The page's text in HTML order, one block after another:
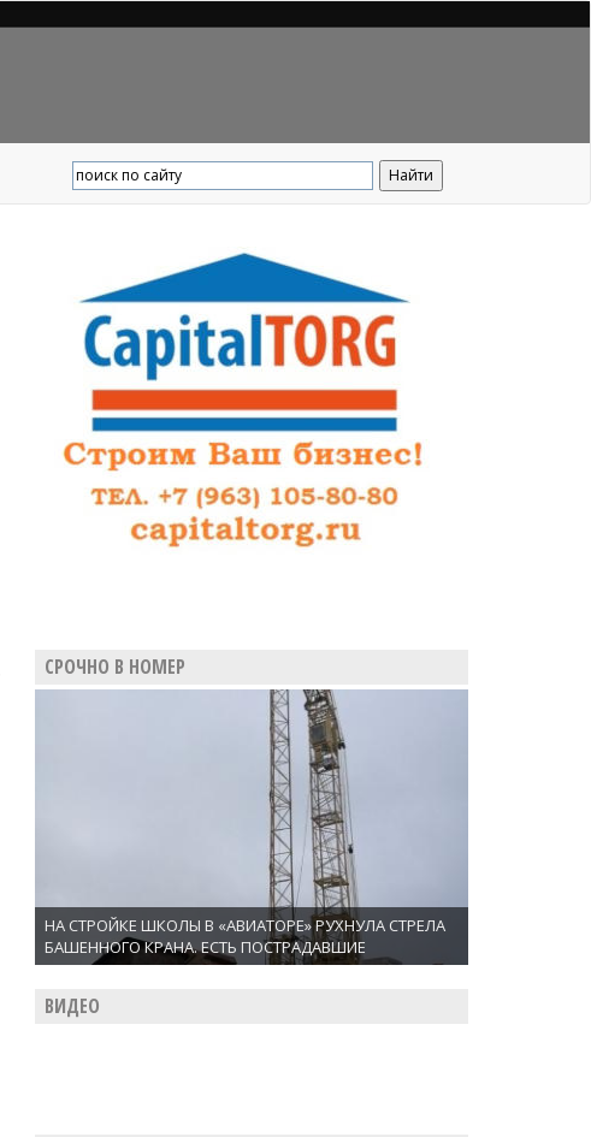
СРОЧНО В НОМЕР
НА СТРОЙКЕ ШКОЛЫ В «АВИАТОРЕ» РУХНУЛА СТРЕЛА
БАШЕННОГО КРАНА. ЕСТЬ ПОСТРАДАВШИЕ
ВИДЕО